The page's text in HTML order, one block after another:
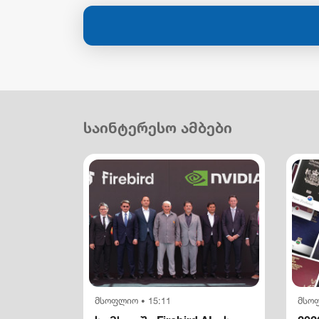
საინტერესო ამბები
მსოფლიო • 15:11